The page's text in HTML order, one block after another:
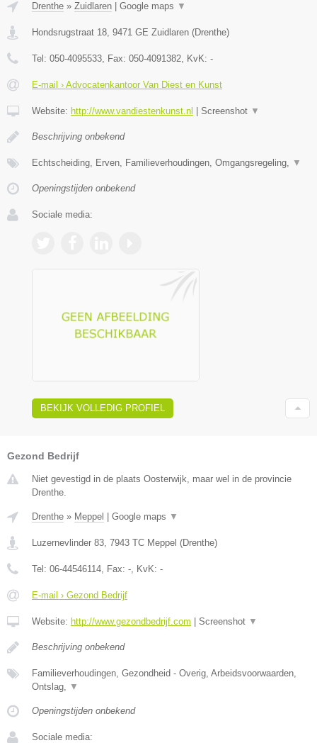
Drenthe » Zuidlaren Google maps ▼
Hondsrugstraat 18, 9471 GE Zuidlaren (Drenthe)
Tel: 050-4095533, Fax: 050-4091382, KvK: -
E-mail › Advocatenkantoor Van Diest en Kunst
Website: http://www.vandiestenkunst.nl Screenshot ▼
Beschrijving onbekend
Echtscheiding, Erven, Familieverhoudingen, Omgangsregeling, ▼
Openingstijden onbekend
Sociale media:
BEKIJK VOLLEDIG PROFIEL
Gezond Bedrijf
Niet gevestigd in de plaats Oosterwijk, maar wel in de provincie
Drenthe.
Drenthe » Meppel Google maps ▼
Luzernevlinder 83 7943 TC Meppel (Drenthe)
Tel: 06-44546114 , Fax: - , KvK: -
E-mail › Gezond Bedrijf
Website: http://www.gezondbedrijf.com Screenshot ▼
Beschrijving onbekend
Familieverhoudingen, Gezondheid - Overig, Arbeidsvoorwaarden,
Ontslag,
▼
Openingstijden onbekend
Sociale media: